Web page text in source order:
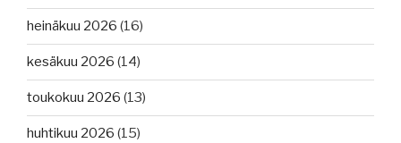
heinäkuu 2026 (16)
kesäkuu 2026 (14)
toukokuu 2026 (13)
huhtikuu 2026 (15)